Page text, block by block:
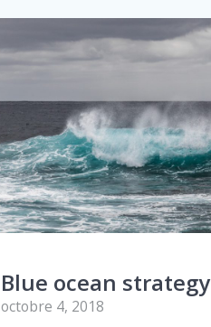
Blue ocean strategy
octobre 4, 2018